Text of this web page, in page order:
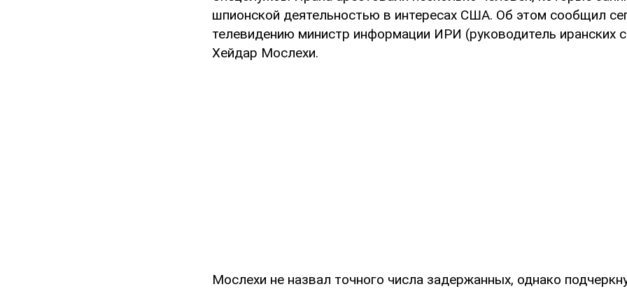
шпионской деятельностью в интересах США. Об этом сообщил
телевидению министр информации ИРИ (руководитель иранских
Хейдар Мослехи.
Мослехи не назвал точного числа задержанных, однако